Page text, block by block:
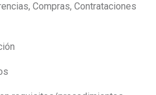
Compras, Contrataciones